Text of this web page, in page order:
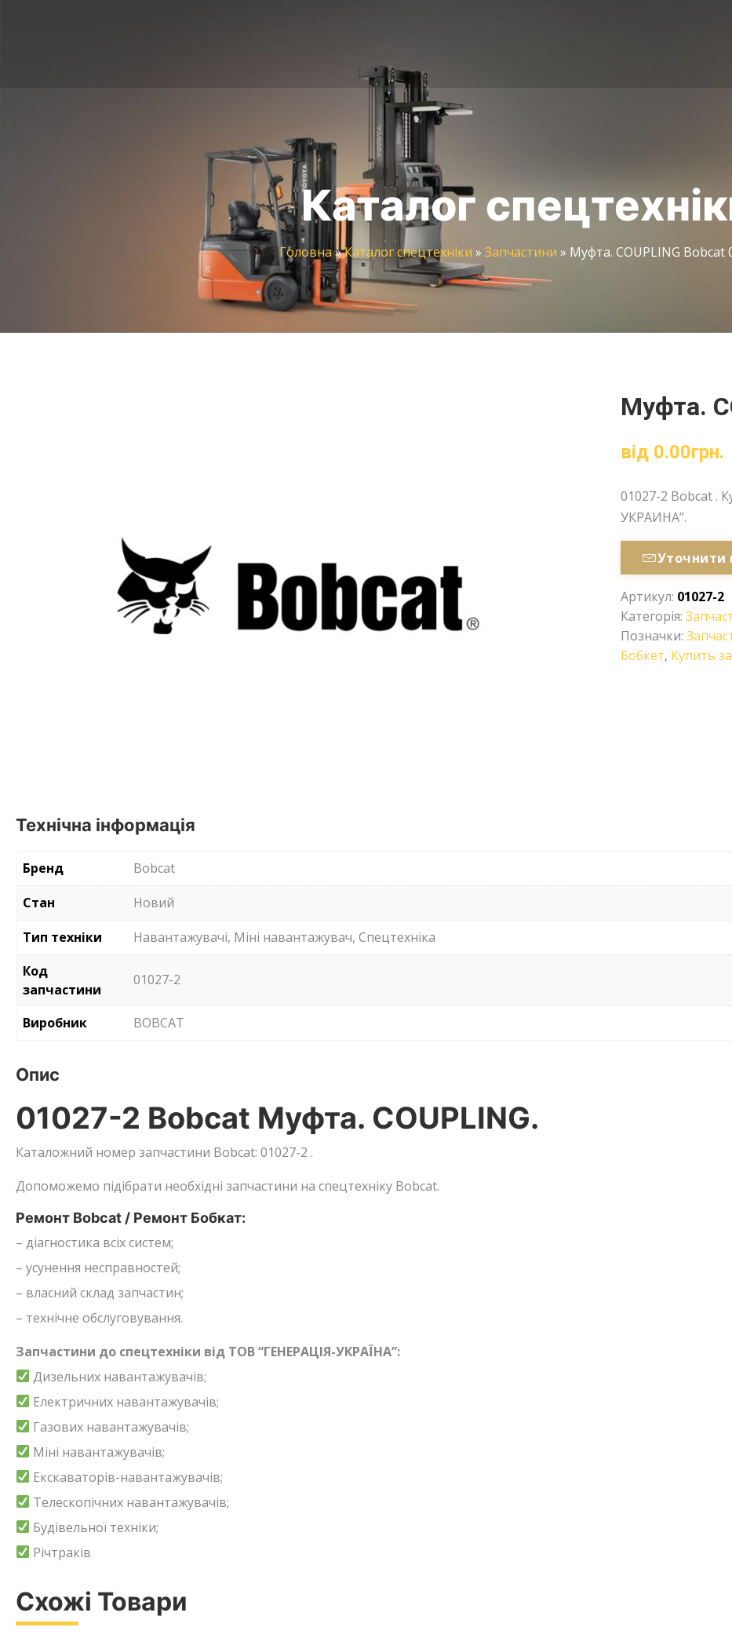
Каталог
Головна»Каталог спецтехніки » Запчастини » Муфта. COUPLING Bobcat
Муфта.
від 0.00грн.
01027-2 Bobcat .
УКРАИНА”.
Уточнити
Артикул: 01027-2
Категорія:
Позначки:
Бобкет, Купить
Технічна інформація
Бренд
Bobcat
Стан
Новий
Тип техніки
Навантажувачі, Міні навантажувач, Спецтехніка
Код
запчастини
01027-2
Виробник BOBCAT
Опис
01027-2 Bobcat Муфта. COUPLING.
Каталожний номер запчастини Bobcat: 01027-2 .
Допоможемо підібрати необхідні запчастини на спецтехніку Bobcat.
Ремонт Bobcat / Ремонт Бобкат:
– діагностика всіх систем;
– усунення несправностей;
– власний склад запчастин;
– технічне обслуговування.
Запчастини до спецтехніки від ТОВ “ГЕНЕРАЦІЯ-УКРАЇНА”:
Дизельних навантажувачів;
Електричних навантажувачів;
Газових навантажувачів;
Міні навантажувачів;
Екскаваторів-навантажувачів;
Телескопічних навантажувачів;
Будівельної техніки;
Річтраків
Схожі Товари